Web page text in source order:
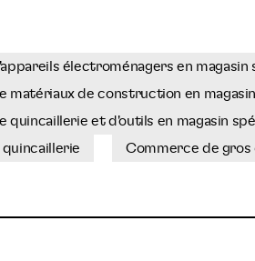
électroménagers en magasin
matériaux de construction en
quincaillerie et d'outils en magasin
Commerce de gros